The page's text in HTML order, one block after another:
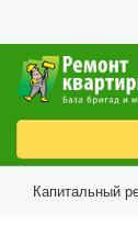
Капитальный